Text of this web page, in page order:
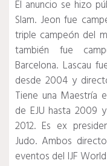
El anuncio se hizo
Slam. Jeon fue
triple campeón del
también fue
Barcelona. Lascau
desde 2004 y
Tiene una Maestría
de EJU hasta 2009
2012. Es ex
Judo. Ambos
eventos del IJF